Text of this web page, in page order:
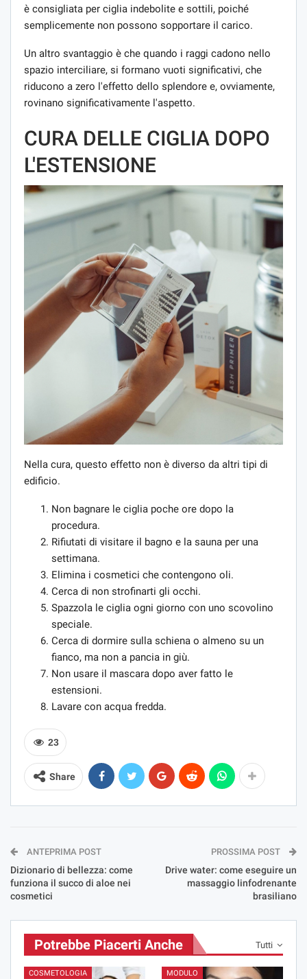
è consigliata per ciglia indebolite e sottili, poiché
semplicemente non possono sopportare il carico.
Un altro svantaggio è che quando i raggi cadono nello
spazio interciliare, si formano vuoti significativi, che
riducono a zero l'effetto dello splendore e, ovviamente,
rovinano significativamente l'aspetto.
CURA DELLE CIGLIA DOPO
L'ESTENSIONE
Nella cura, questo effetto non è diverso da altri tipi di
edificio.
Non bagnare le ciglia poche ore dopo la
procedura.
Rifiutati di visitare il bagno e la sauna per una
settimana.
Elimina i cosmetici che contengono oli.
Cerca di non strofinarti gli occhi.
Spazzola le ciglia ogni giorno con uno scovolino
speciale.
Cerca di dormire sulla schiena o almeno su un
fianco, ma non a pancia in giù.
Non usare il mascara dopo aver fatto le
estensioni.
Lavare con acqua fredda.
23
Share
ANTEPRIMA POST
Dizionario di bellezza: come
funziona il succo di aloe nei
cosmetici
PROSSIMA POST
Drive water: come eseguire un
massaggio linfodrenante
brasiliano
Tutti
Potrebbe Piacerti Anche
COSMETOLOGIA MODULO